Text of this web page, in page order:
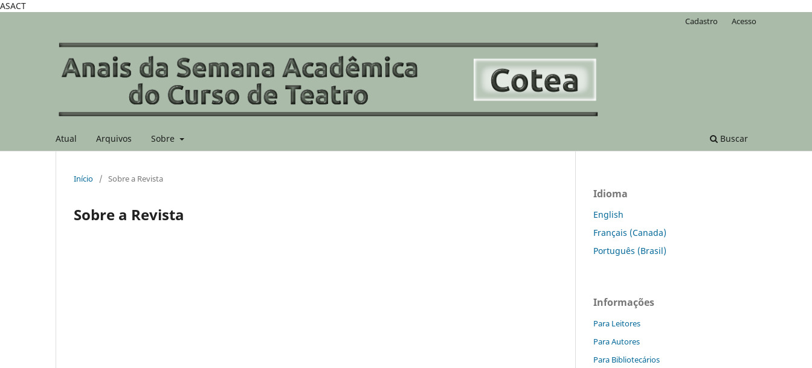
ASACT
Atual Arquivos Sobre Buscar
Cadastro Acesso
Início / Sobre a Revista
Sobre a Revista
Idioma
English
Français (Canada)
Português (Brasil)
Informações
Para Leitores
Para Autores
Para Bibliotecários